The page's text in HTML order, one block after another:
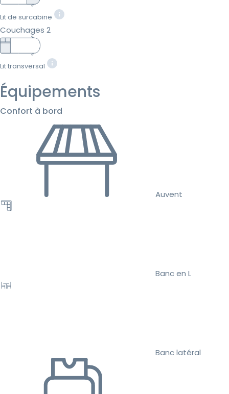
Lit de surcabine
Couchages 2
Lit transversal
Équipements
Confort à bord
Auvent
Banc en L
Banc latéral